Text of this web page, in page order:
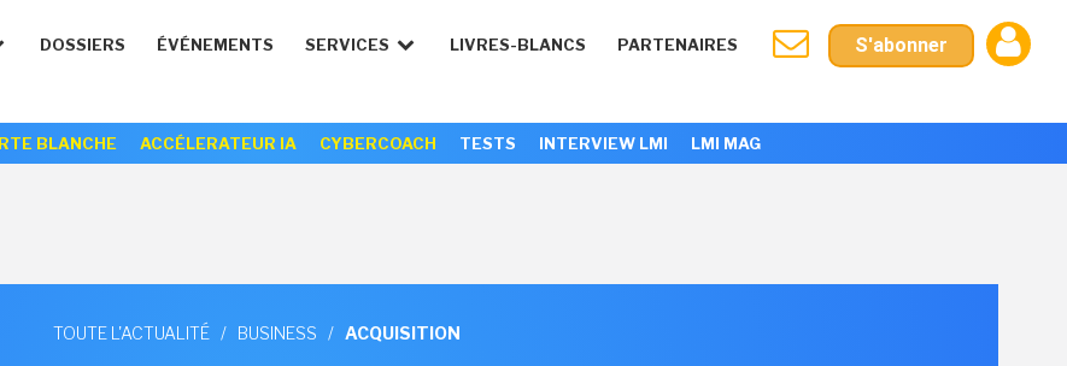
DOSSIERS ÉVÉNEMENTS SERVICES LIVRES-BLANCS PARTENAIRES S'abonner
BLANCHE ACCÉLERATEUR IA CYBERCOACH TESTS INTERVIEW LMI LMI MAG
TOUTE L'ACTUALITÉ / BUSINESS / ACQUISITION